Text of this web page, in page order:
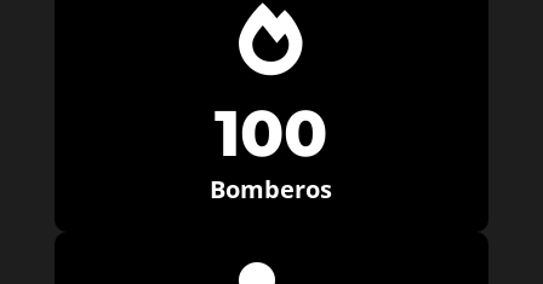

100
Bomberos